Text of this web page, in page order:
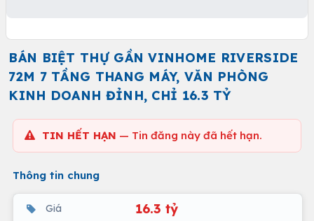
BÁN BIỆT THỰ GẦN VINHOME RIVERSIDE
72M 7 TẦNG THANG MÁY, VĂN PHÒNG
KINH DOANH ĐỈNH, CHỈ 16.3 TỶ
TIN HẾT HẠN — Tin đăng này đã hết hạn.
Thông tin chung
Giá 16.3 tỷ